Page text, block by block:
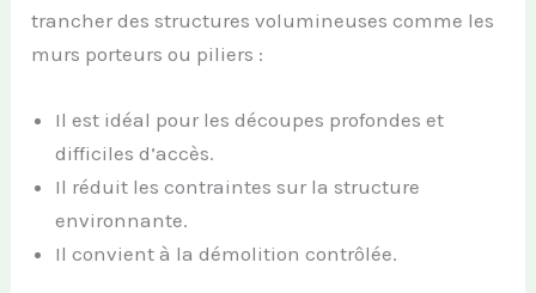
trancher des structures volumineuses comme les
murs porteurs ou piliers :
Il est idéal pour les découpes profondes et
difficiles d’accès.
Il réduit les contraintes sur la structure
environnante.
Il convient à la démolition contrôlée.